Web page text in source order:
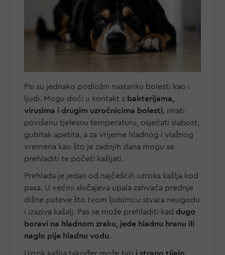
Psi su jednako podložni nastanku bolesti kao i
ljudi. Mogu doći u kontakt s bakterijama,
virusima i drugim uzročnicima bolesti, imati
povišenu tjelesnu temperaturu, osjećati slabost,
gubitak apetita, a za vrijeme hladnog i vlažnog
vremena kao što je zadnjih dana mogu se
prehladiti te početi kašljati.
Prehlada je jedan od najčešćih uzroka kašlja kod
pasa. U većini slučajeva upala zahvaća prednje
dišne puteve što tvom ljubimcu stvara neugodu
i izaziva kašalj. Pas se može prehladiti kad dugo
boravi na hladnom zraku, jede hladnu hranu ili
naglo pije hladnu vodu.
Uzrok kašlja također može biti i strano tijelo.